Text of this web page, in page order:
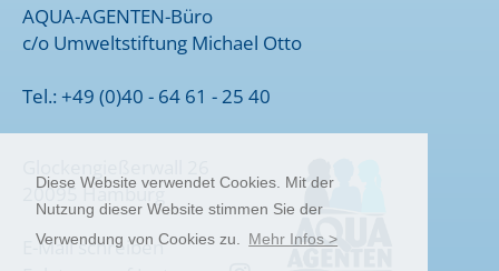
Diese Website verwendet Cookies. Mit der
Nutzung dieser Website stimmen Sie der
Verwendung von Cookies zu. Mehr Infos >
AQUA-AGENTEN-Büro
c/o Umweltstiftung Michael Otto
Tel.: +49 (0)40 - 64 61 - 25 40
20095 Hamburg
E-Mail schreiben